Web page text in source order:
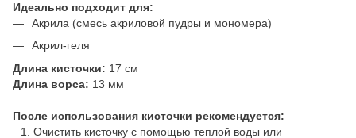
Идеально подходит для:
Акрила (смесь акриловой пудры и мономера)
Акрил-геля
Длина кисточки: 17 см
Длина ворса: 13 мм
После использования кисточки рекомендуется:
Очистить кисточку с помощью теплой воды или